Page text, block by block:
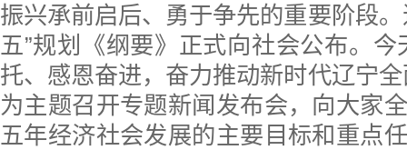
振兴承前启后、勇于争先的重要阶段
五”规划《纲要》正式向社会公布。今
托、感恩奋进，奋力推动新时代辽宁
为主题召开专题新闻发布会，向大家
五年经济社会发展的主要目标和重点